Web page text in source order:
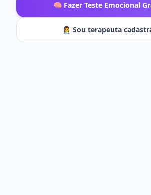
🧠 Fazer Teste Emocional
👩‍⚕️ Sou terapeuta